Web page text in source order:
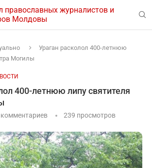
православных журналистов и
Молдовы
Ураган расколол 400-летнюю
Могилы
400-летнюю липу святителя
239 просмотров